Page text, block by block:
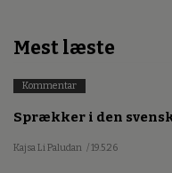
Mest læste
Kommentar
Sprækker i den
Kajsa Li Paludan / 19.5.26